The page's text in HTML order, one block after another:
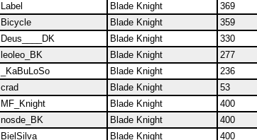
Label Blade Knight 369
Bicycle Blade Knight 359
Deus____DK Blade Knight 330
leoleo_BK Blade Knight 277
_KaBuLoSo Blade Knight 236
crad Blade Knight 53
MF_Knight Blade Knight 400
nosde_BK Blade Knight 400
BielSilva Blade Knight 400